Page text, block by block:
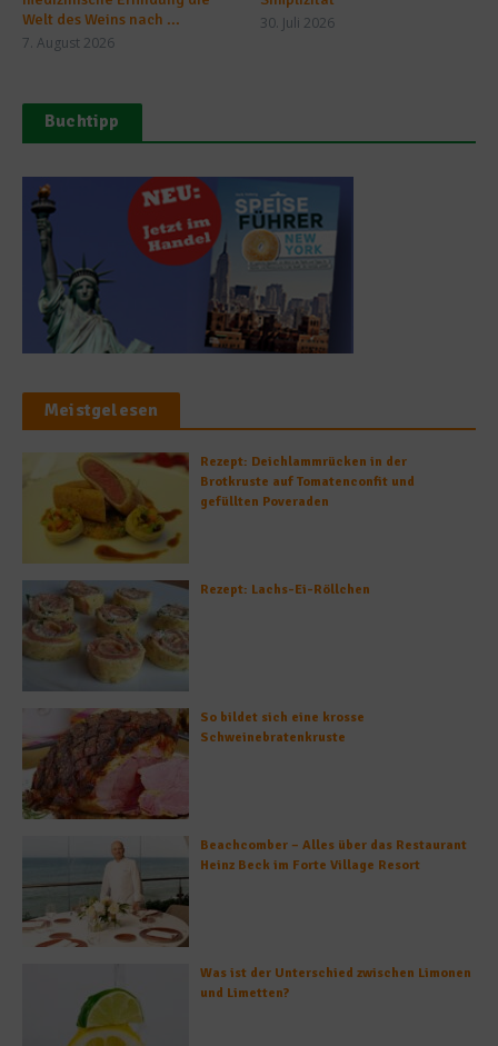
Welt des Weins nach ...
7. August 2026
30. Juli 2026
Buchtipp
Meistgelesen
Rezept: Deichlammrücken in der
Brotkruste auf Tomatenconfit und
gefüllten Poveraden
Rezept: Lachs-Ei-Röllchen
So bildet sich eine krosse
Schweinebratenkruste
Beachcomber – Alles über das Restaurant
Heinz Beck im Forte Village Resort
Was ist der Unterschied zwischen Limonen
und Limetten?